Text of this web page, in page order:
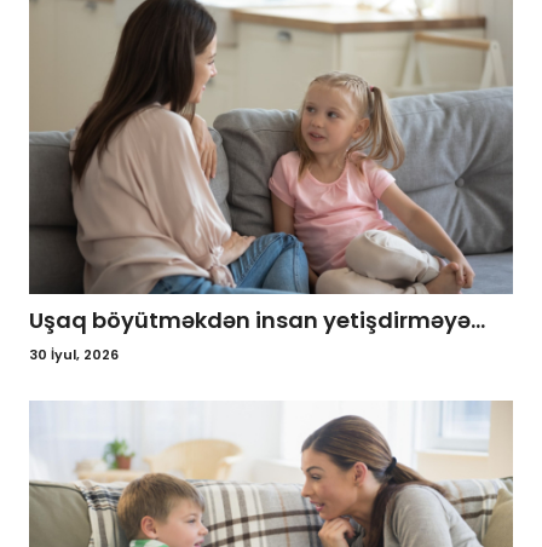
Uşaq böyütməkdən insan yetişdirməyə...
30 İyul, 2026